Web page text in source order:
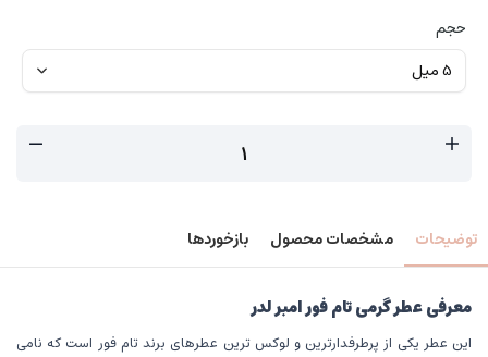
حجم
توضیحات مشخصات محصول بازخوردها
معرفی عطر گرمی تام فور امبر لدر
این عطر یکی از پرطرفدارترین و لوکس ترین عطرهای برند تام فور است که نامی